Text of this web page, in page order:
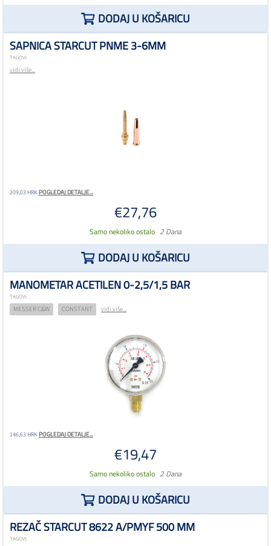
DODAJ U KOŠARICU
SAPNICA STARCUT PNME 3-6MM
TAGOVI:
vidi više...
209,03 HRKPOGLEDAJ DETALJE...
€27,76
Samo nekoliko ostalo 2 Dana
DODAJ U KOŠARICU
MANOMETAR ACETILEN 0-2,5/1,5 BAR
TAGOVI:
MESSER C&W CONSTANT vidi više...
146,63 HRKPOGLEDAJ DETALJE...
€19,47
Samo nekoliko ostalo 2 Dana
DODAJ U KOŠARICU
REZAČ STARCUT 8622 A/PMYF 500 MM
TAGOVI: